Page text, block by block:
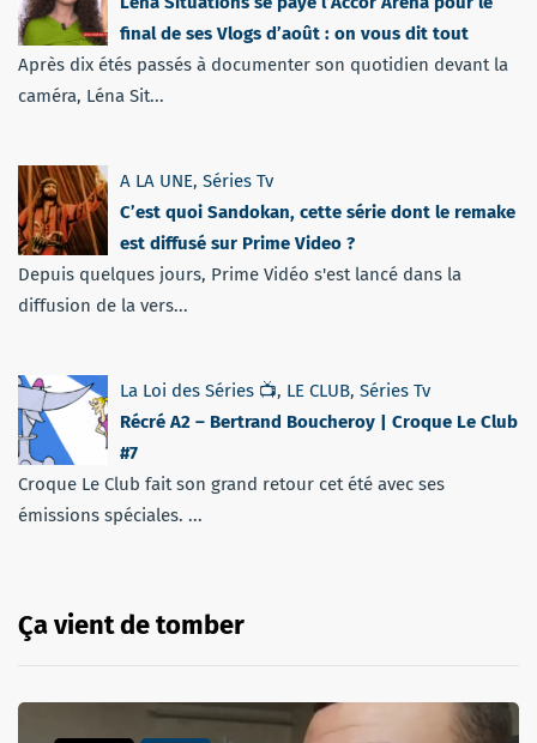
final de ses Vlogs d’août : on vous dit tout
Après dix étés passés à documenter son quotidien devant la
caméra, Léna Sit...
A LA UNE, Séries Tv
C’est quoi Sandokan, cette série dont le remake
est diffusé sur Prime Video ?
Depuis quelques jours, Prime Vidéo s'est lancé dans la
diffusion de la vers...
La Loi des Séries 📺, LE CLUB, Séries Tv
Récré A2 – Bertrand Boucheroy | Croque Le Club
#7
Croque Le Club fait son grand retour cet été avec ses
émissions spéciales. ...
Ça vient de tomber